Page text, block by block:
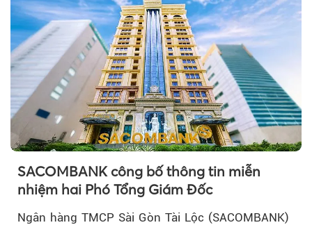
SACOMBANK công bố thông tin miễn
nhiệm hai Phó Tổng Giám Đốc
Ngân hàng TMCP Sài Gòn Tài Lộc (SACOMBANK)